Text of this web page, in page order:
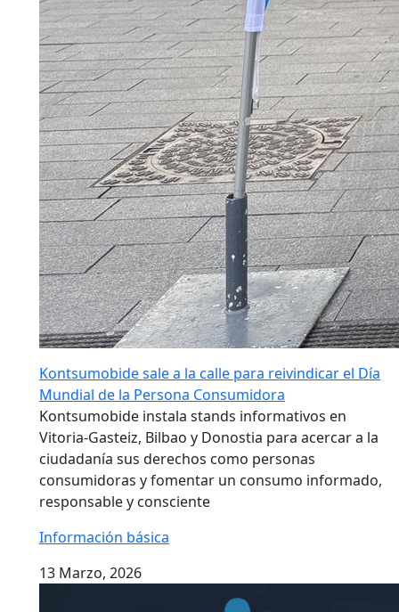
Kontsumobide sale a la calle para reivindicar el Día
Mundial de la Persona Consumidora
Kontsumobide instala stands informativos en
Vitoria-Gasteiz, Bilbao y Donostia para acercar a la
ciudadanía sus derechos como personas
consumidoras y fomentar un consumo informado,
responsable y consciente
Información básica
13 Marzo, 2026